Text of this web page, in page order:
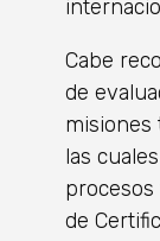
Cabe
de
misiones
las
de